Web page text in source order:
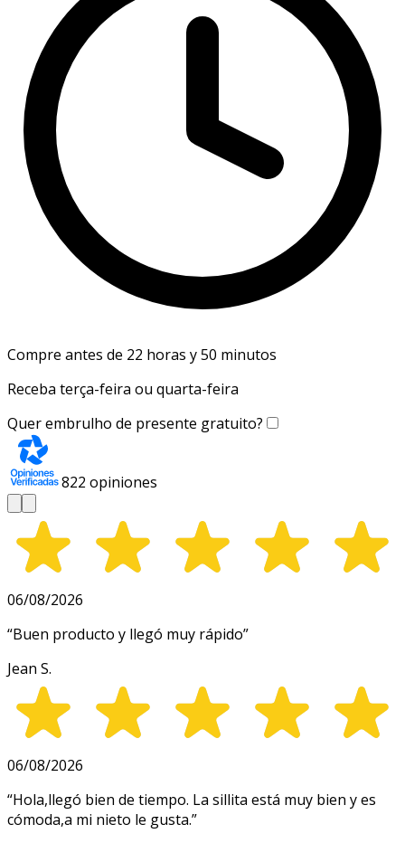
Compre antes de 22 horas y 50 minutos
Receba terça-feira ou quarta-feira
Quer embrulho de presente gratuito?
822 opiniones
06/08/2026
“Buen producto y llegó muy rápido”
Jean S.
06/08/2026
“Hola,llegó bien de tiempo. La sillita está muy bien y es
cómoda,a mi nieto le gusta.”